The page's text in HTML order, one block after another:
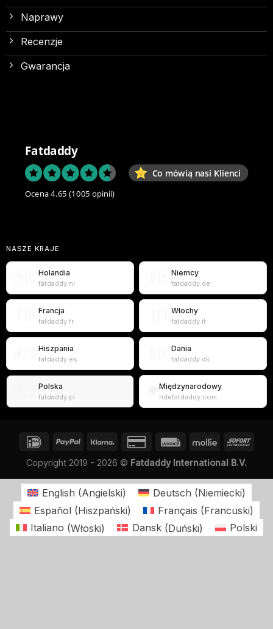
Naprawy
Recenzje
Gwarancja
Fatdaddy
Co mówią nasi Klienci
Ocena 4.65 (1005 opinii)
NASZE KRAJE
Holandia
fatdaddy.nl
Niemcy
fatdaddy.de
Francja
fatdaddy.fr
Włochy
fatdaddy.it
Hiszpania
fatdaddy.es
Dania
fatdaddy.dk
Polska
fatdaddy.pl
Międzynarodowy
ridefatdaddy.com
Copyright 2019 - 2026 © Fatdaddy International B.V.
English (Angielski) Deutsch (Niemiecki)
Español (Hiszpański) Français (Francuski)
Italiano (Włoski) Dansk(Duński) Polski